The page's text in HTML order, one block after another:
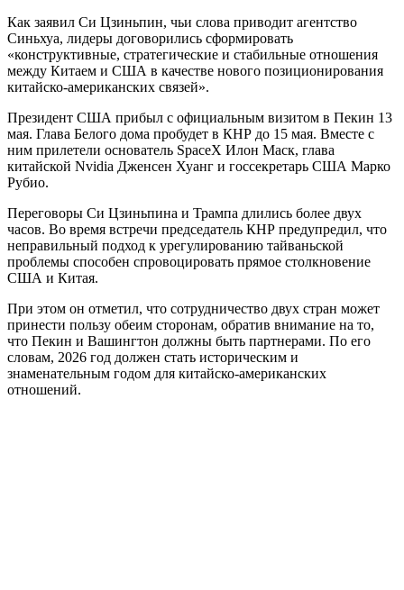
Как заявил Си Цзиньпин, чьи слова приводит агентство
Синьхуа, лидеры договорились сформировать
«конструктивные, стратегические и стабильные отношения
между Китаем и США в качестве нового позиционирования
китайско-американских связей».
Президент США прибыл с официальным визитом в Пекин 13
мая. Глава Белого дома пробудет в КНР до 15 мая. Вместе с
ним прилетели основатель SpaceX Илон Маск, глава
китайской Nvidia Дженсен Хуанг и госсекретарь США Марко
Рубио.
Переговоры Си Цзиньпина и Трампа длились более двух
часов. Во время встречи председатель КНР предупредил, что
неправильный подход к урегулированию тайваньской
проблемы способен спровоцировать прямое столкновение
США и Китая.
При этом он отметил, что сотрудничество двух стран может
принести пользу обеим сторонам, обратив внимание на то,
что Пекин и Вашингтон должны быть партнерами. По его
словам, 2026 год должен стать историческим и
знаменательным годом для китайско-американских
отношений.